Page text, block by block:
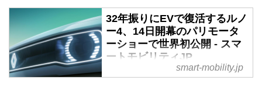
しながら2万5000ユーロ〜という
衝撃的な車両価格を実現してい
る。ルノー・ジャポンも日本導入
を検討していることをアナウンス
している。
ルノーは“レストモッド・プロジ
ェクト”の第4弾となる「 R17 エ
レクトリック レストモッド×オ
ラ・イト（electric restomod x Ora
Ito）」を公開した。往年の名車を
モチーフにEVとして現代に蘇ら
32年振りにEVで復活するルノ
ー4、14日開幕のパリモータ
ーショーで世界初公開 - スマ
ートモビリティJP
今春発表されたルノー5に続くレ
smart-mobility.jp